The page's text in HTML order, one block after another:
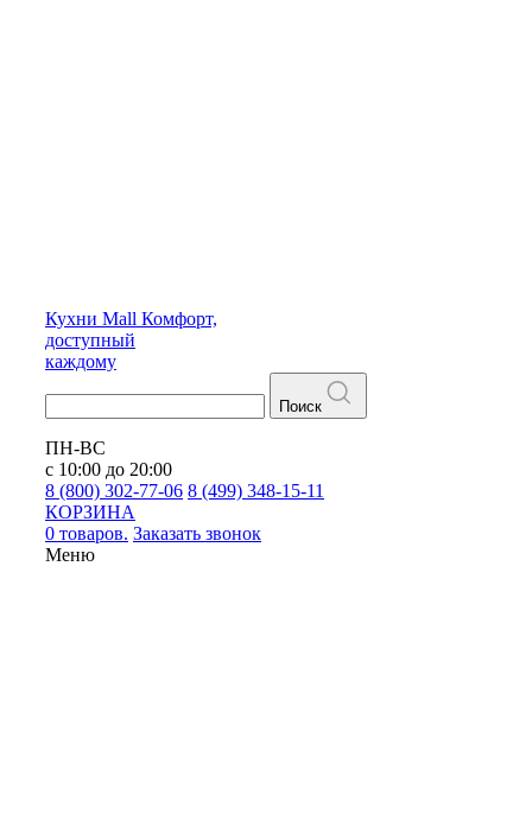
Кухни Mall Комфорт,
доступный
каждому
Поиск
ПН-ВС
с 10:00 до 20:00
8 (800) 302-77-06 8 (499) 348-15-11
КОРЗИНА
0 товаров. Заказать звонок
Меню